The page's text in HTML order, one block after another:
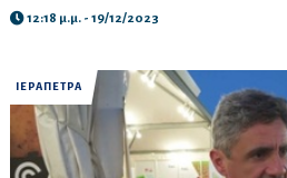
12:18 μ.μ. - 19/12/2023
ΙΕΡΑΠΕΤΡΑ